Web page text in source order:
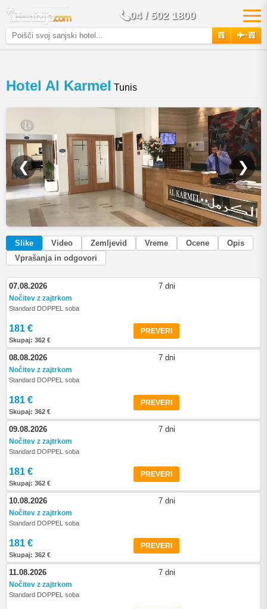
04 / 502 1800
+
Hotel Al Karmel Tunis
❮ ❯
Slike Video Zemljevid Vreme Ocene
Opis
Vprašanja in odgovori
07.08.2026 7 dni
Nočitev z zajtrkom
Standard DOPPEL soba
181 €
Skupaj: 362 €
PREVERI
08.08.2026 7 dni
Nočitev z zajtrkom
Standard DOPPEL soba
181 €
Skupaj: 362 €
PREVERI
09.08.2026 7 dni
Nočitev z zajtrkom
Standard DOPPEL soba
181 €
Skupaj: 362 €
PREVERI
10.08.2026 7 dni
Nočitev z zajtrkom
Standard DOPPEL soba
181 €
Skupaj: 362 €
PREVERI
11.08.2026 7 dni
Nočitev z zajtrkom
Standard DOPPEL soba